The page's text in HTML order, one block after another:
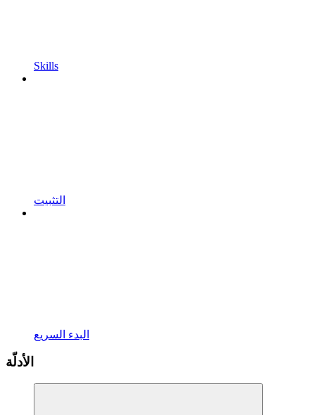
Skills
التثبيت
البدء السريع
الأدلّة